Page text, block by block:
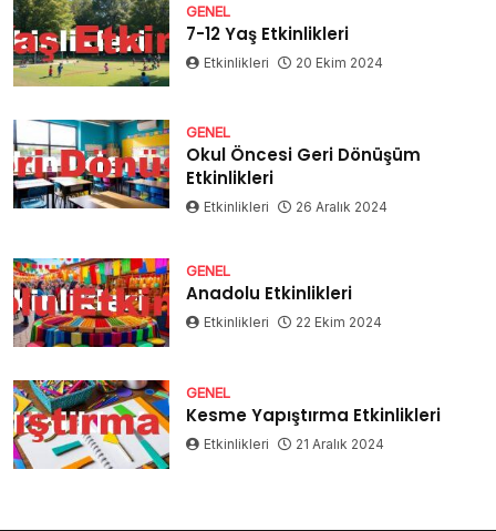
GENEL
7-12 Yaş Etkinlikleri
Etkinlikleri 20 Ekim 2024
GENEL
Okul Öncesi Geri Dönüşüm
Etkinlikleri
Etkinlikleri 26 Aralık 2024
GENEL
Anadolu Etkinlikleri
Etkinlikleri 22 Ekim 2024
GENEL
Kesme Yapıştırma Etkinlikleri
Etkinlikleri 21 Aralık 2024